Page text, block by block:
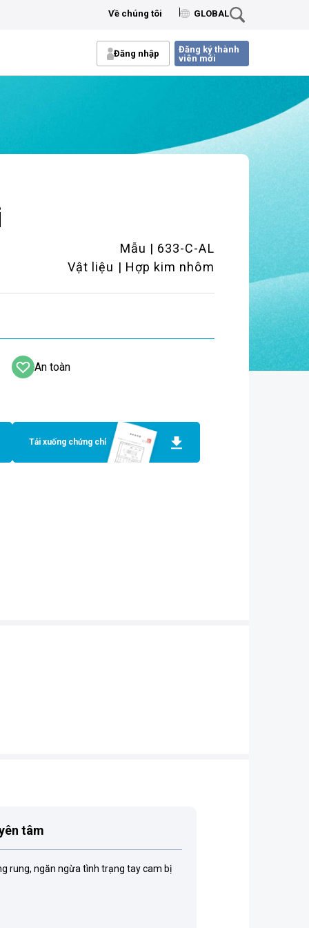
Về chúng tôi GLOBAL
Đăng nhập
Đăng ký thành
viên mới
Mẫu | 633-C-AL
Vật liệu | Hợp kim nhôm
An toàn
Tải xuống chứng chỉ
tâm
rung, ngăn ngừa tình trạng tay cam bị